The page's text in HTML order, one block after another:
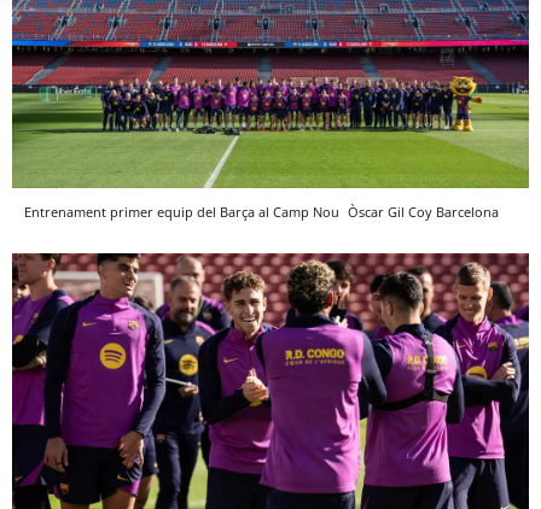
Entrenament primer equip del Barça al Camp Nou Òscar Gil Coy Barcelona